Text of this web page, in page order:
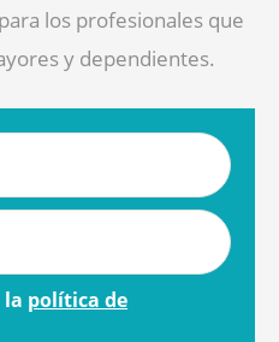
los profesionales que
y dependientes.
la política de